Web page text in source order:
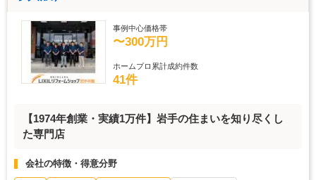
事例中心価格帯
〜300万円
ホームプロ累計成約件数
41件
【1974年創業・実績1万件】岩手の住まいを知り尽くし
た専門店
会社の特徴・得意分野